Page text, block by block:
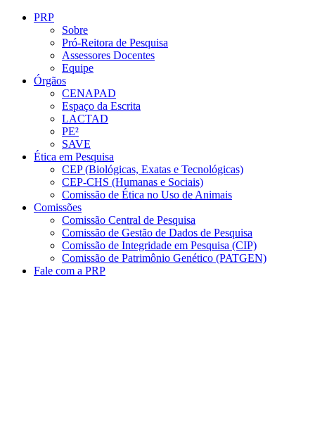
Conteúdo principal
PRP
Sobre
Pró-Reitora de Pesquisa
Assessores Docentes
Equipe
Órgãos
CENAPAD
Espaço da Escrita
LACTAD
PE²
SAVE
Ética em Pesquisa
CEP (Biológicas, Exatas e Tecnológicas)
CEP-CHS (Humanas e Sociais)
Comissão de Ética no Uso de Animais
Comissões
Comissão Central de Pesquisa
Comissão de Gestão de Dados de Pesquisa
Comissão de Integridade em Pesquisa (CIP)
Comissão de Patrimônio Genético (PATGEN)
Fale com a PRP